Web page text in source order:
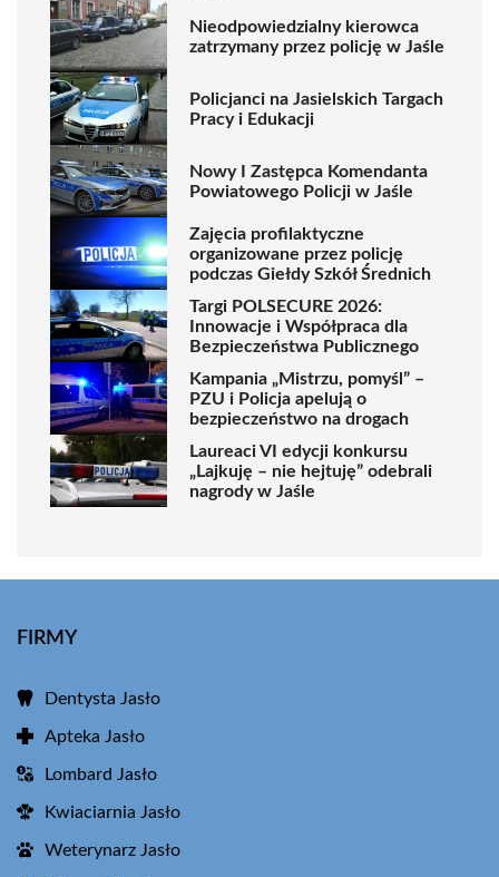
Nieodpowiedzialny kierowca
zatrzymany przez policję w Jaśle
Policjanci na Jasielskich Targach
Pracy i Edukacji
Nowy I Zastępca Komendanta
Powiatowego Policji w Jaśle
Zajęcia profilaktyczne
organizowane przez policję
podczas Giełdy Szkół Średnich
Targi POLSECURE 2026:
Innowacje i Współpraca dla
Bezpieczeństwa Publicznego
Kampania „Mistrzu, pomyśl” –
PZU i Policja apelują o
bezpieczeństwo na drogach
Laureaci VI edycji konkursu
„Lajkuję – nie hejtuję” odebrali
nagrody w Jaśle
FIRMY
Dentysta Jasło
Apteka Jasło
Lombard Jasło
Kwiaciarnia Jasło
Weterynarz Jasło